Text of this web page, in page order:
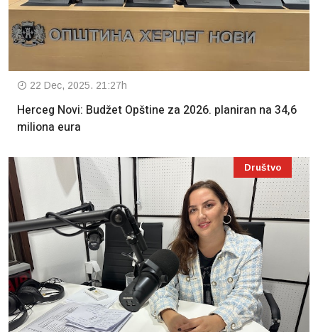
22 Dec, 2025. 21:27h
Herceg Novi: Budžet Opštine za 2026. planiran na 34,6
miliona eura
Društvo